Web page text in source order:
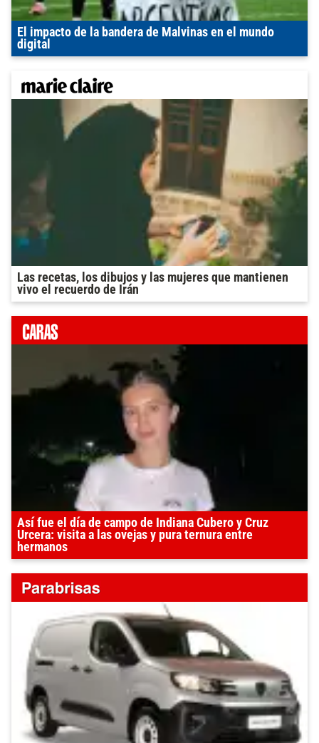
El impacto de la bandera de Malvinas en el mundo
digital
Las recetas, los dibujos y las mujeres que mantienen
vivo el recuerdo de Irán
Así fue el día de campo de Indiana Cubero y Cruz
Urcera: visita a las ovejas y pura ternura entre
hermanos